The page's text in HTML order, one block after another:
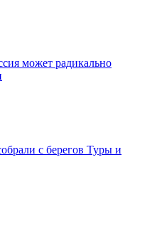
может радикально
с берегов Туры и